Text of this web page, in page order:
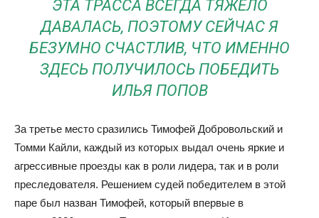
ЭТА ТРАССА ВСЕГДА ТЯЖЕЛО
ДАВАЛАСЬ, ПОЭТОМУ СЕЙЧАС Я
БЕЗУМНО СЧАСТЛИВ, ЧТО ИМЕННО
ЗДЕСЬ ПОЛУЧИЛОСЬ ПОБЕДИТЬ
ИЛЬЯ ПОПОВ
За третье место сразились Тимофей Добровольский и
Томми Кайли, каждый из которых выдал очень яркие и
агрессивные проезды как в роли лидера, так и в роли
преследователя. Решением судей победителем в этой
паре был назван Тимофей, который впервые в